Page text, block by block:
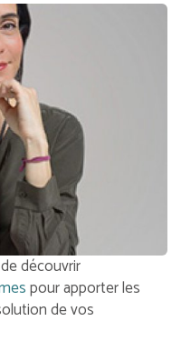
découvrir
pour apporter les
de vos